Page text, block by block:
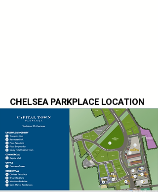
CHELSEA PARKPLACE LOCATION